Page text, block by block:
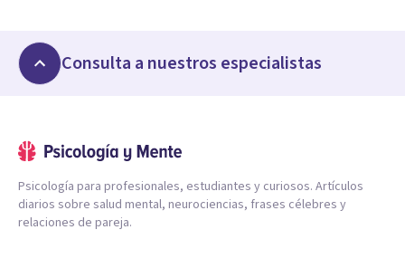
Consulta a nuestros especialistas
Psicología para profesionales, estudiantes y curiosos. Artículos
diarios sobre salud mental, neurociencias, frases célebres y
relaciones de pareja.